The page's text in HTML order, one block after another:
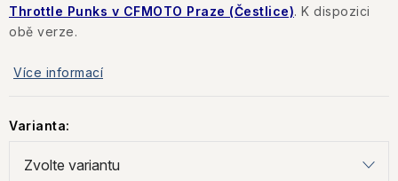
Throttle Punks v CFMOTO Praze (Čestlice). K dispozici
obě verze.
Více informací
Varianta: